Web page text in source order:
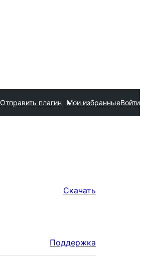
Отправить плагин Мои избранныеВойти
Скачать
Поддержка